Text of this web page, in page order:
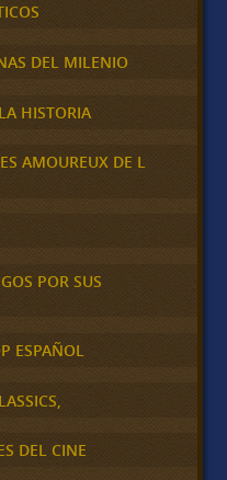
DEL MILENIO
HISTORIA
AMOUREUX DE L
POR SUS
ESPAÑOL
DEL CINE